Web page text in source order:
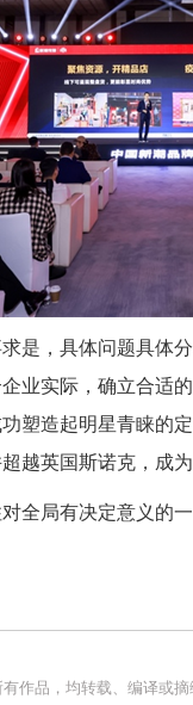
是，具体问题具体
业实际，确立合适
塑造起明星青睐的
越英国斯诺克，成
全局有决定意义的
作品，均转载、编译或